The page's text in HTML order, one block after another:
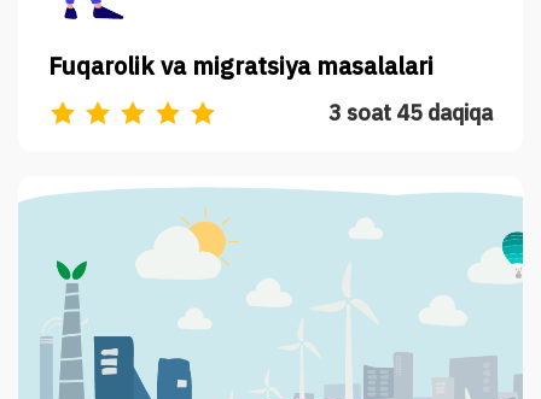
Fuqarolik va migratsiya masalalari
3 soat 45 daqiqa